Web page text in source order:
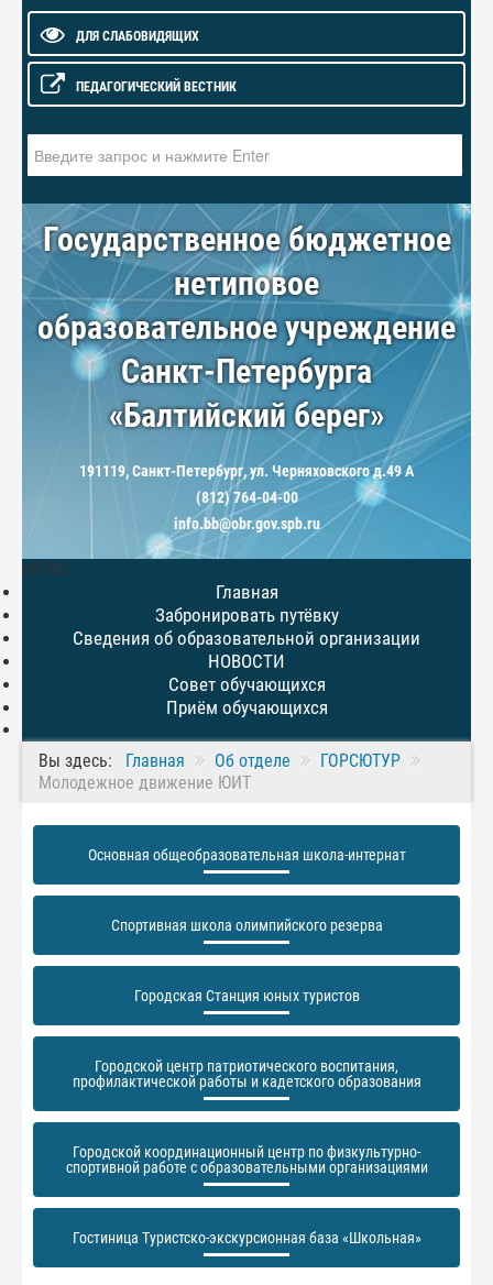
ДЛЯ СЛАБОВИДЯЩИХ
ПЕДАГОГИЧЕСКИЙ ВЕСТНИК
Государственное бюджетное
нетиповое
образовательное учреждение
Санкт-Петербурга
«Балтийский берег»
191119, Санкт-Петербург, ул. Черняховского д.49 А
(812) 764-04-00
info.bb@obr.gov.spb.ru
МЕНЮ
Главная
Забронировать путёвку
Сведения об образовательной организации
НОВОСТИ
Совет обучающихся
Приём обучающихся
Вы здесь: Главная Об отделе
ГОРСЮТУР
Молодежное движение ЮИТ
Основная общеобразовательная школа-интернат
Спортивная школа олимпийского резерва
Городская Станция юных туристов
Городской центр патриотического воспитания,
профилактической работы и кадетского образования
Городской координационный центр по физкультурно-
спортивной работе с образовательными организациями
Гостиница Туристско-экскурсионная база «Школьная»